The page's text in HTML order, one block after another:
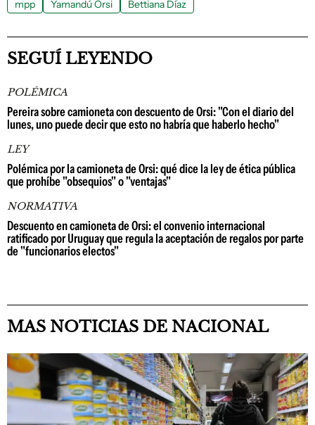
mpp Yamandú Orsi Bettiana Díaz
SEGUÍ LEYENDO
POLÉMICA
Pereira sobre camioneta con descuento de Orsi: "Con el diario del
lunes, uno puede decir que esto no habría que haberlo hecho"
LEY
Polémica por la camioneta de Orsi: qué dice la ley de ética pública
que prohíbe "obsequios" o "ventajas"
NORMATIVA
Descuento en camioneta de Orsi: el convenio internacional
ratificado por Uruguay que regula la aceptación de regalos por parte
de "funcionarios electos"
MAS NOTICIAS DE NACIONAL